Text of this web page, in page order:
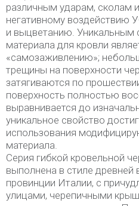
различным ударам, сколам
негативному воздействию
и выцветанию. Уникальным
материала для кровли
«самозаживлению»;
трещины на поверхности
затягиваются по
поверхность полностью
выравнивается до
уникальное свойство
использования
материала.
Серия гибкой кровельной
выполнена в стиле древней
провинции Италии, с
улицами, черепичными